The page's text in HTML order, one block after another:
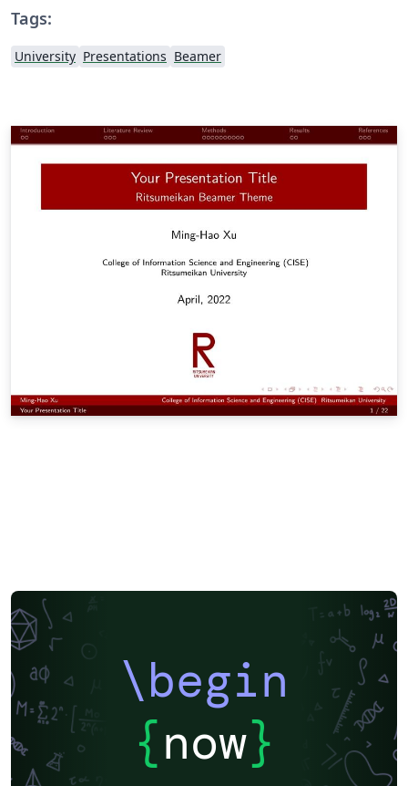
Tags:
University Presentations Beamer
\begin
{now}